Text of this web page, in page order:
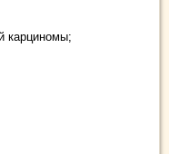
карциномы;